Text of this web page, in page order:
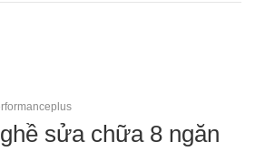
sửa chữa 8 ngăn